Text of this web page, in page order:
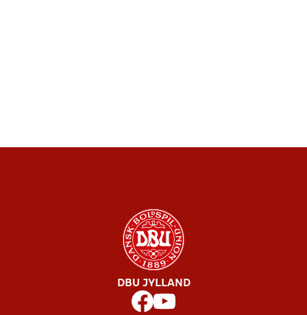
DBU JYLLAND